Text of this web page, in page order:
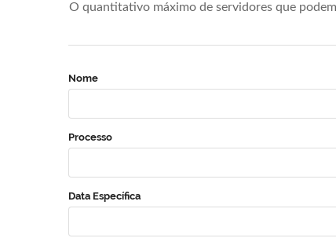
O quantitativo máximo de servidores que
Nome
Processo
Data Específica